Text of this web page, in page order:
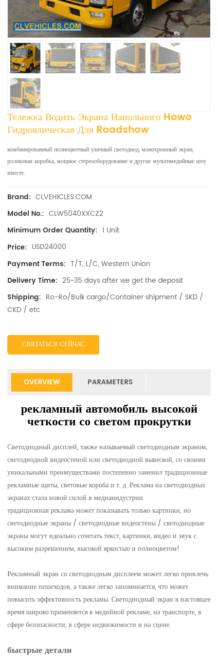
Тележка Водить Экрана Напольного Howo
Гидровлическая Для Roadshow
комбинированный полноцветный уличный светодиод, монохромный экран,
роликовая коробка, мощное стереооборудование и другие мультимедийные шоу
вместе.
Brand: CLVEHICLES.COM
Model No.: CLW5040XXCZ2
Minimum Order Quantity: 1 Unit
Price: USD24000
Payment Terms: T/T, L/C, Western Union
Delivery Time: 25~35 days after we get the deposit
Shipping: Ro-Ro/Bulk cargo/Container shipment / SKD /
CKD / etc
СВЯЗАТЬСЯ СЕЙЧАС
OVERVIEW PARAMETERS
рекламный автомобиль высокой
четкости со светом прокрутки
Светодиодный дисплей, также называемый светодиодным экраном,
светодиодной видеостеной или светодиодной вывеской, со своими
уникальными преимуществами постепенно заменил традиционные
рекламные щиты, световые короба и т. д. Реклама на светодиодных
экранах стала новой силой в медиаиндустрии.
традиционная реклама может показывать только картинки, но
светодиодные экраны / светодиодные видеостены / светодиодные
экраны могут идеально сочетать текст, картинки, видео и звук с
высоким разрешением, высокой яркостью и полноцветом!
Рекламный экран со светодиодным дисплеем может легко привлечь
внимание пешеходов, а также легко запоминается, что может
повысить эффективность рекламы. Светодиодный экран в настоящее
время широко применяется в медийной рекламе, на транспорте, в
сфере безопасности, в сфере недвижимости и на сцене.
быстрые детали